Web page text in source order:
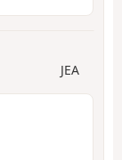
JEA